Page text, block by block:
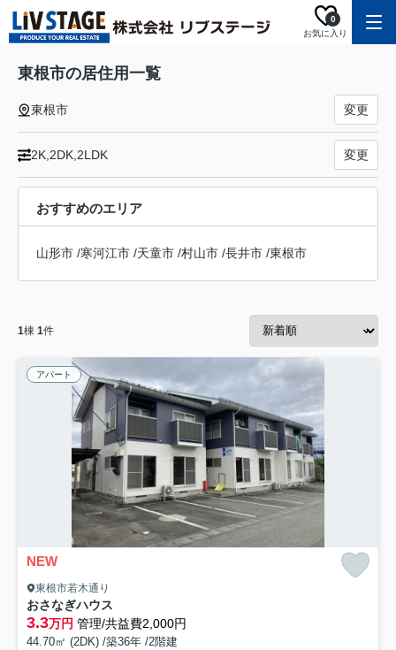
お気に入り
0
東根市の居住用一覧
東根市 変更
2K,2DK,2LDK 変更
おすすめのエリア
山形市 /寒河江市 /天童市 /村山市 /長井市 /東根市
1棟 1件
アパート
NEW
東根市若木通り
おさなぎハウス
3.3万円 管理/共益費2,000円
44.70㎡ (2DK) /築36年 /2階建